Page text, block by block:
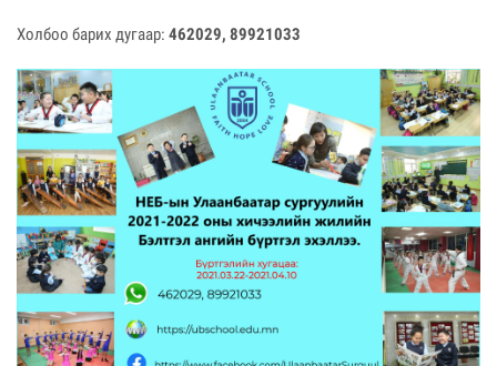
Холбоо барих дугаар: 462029, 89921033